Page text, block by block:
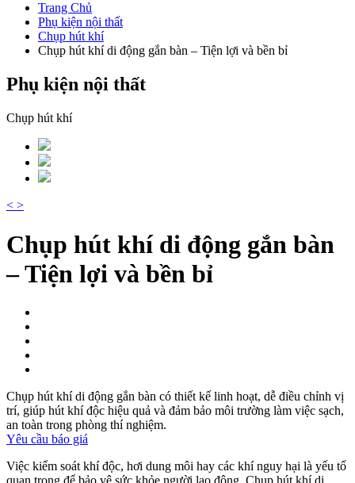
Trang Chủ
Phụ kiện nội thất
Chụp hút khí
Chụp hút khí di động gắn bàn – Tiện lợi và bền bỉ
Phụ kiện nội thất
Chụp hút khí
< >
Chụp hút khí di động gắn bàn
– Tiện lợi và bền bỉ
Chụp hút khí di động gắn bàn có thiết kế linh hoạt, dễ điều chỉnh vị
trí, giúp hút khí độc hiệu quả và đảm bảo môi trường làm việc sạch,
an toàn trong phòng thí nghiệm.
Yêu cầu báo giá
Việc kiểm soát khí độc, hơi dung môi hay các khí nguy hại là yếu tố